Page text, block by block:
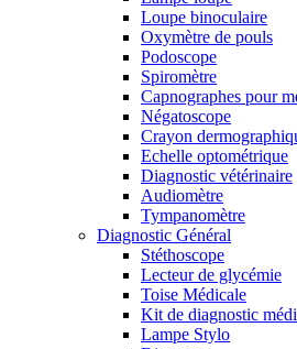
Loupe binoculaire
Oxymètre de pouls
Podoscope
Spiromètre
Capnographes pour
Négatoscope
Crayon
Echelle optométrique
Diagnostic vétérinaire
Audiomètre
Tympanomètre
Diagnostic Général
Stéthoscope
Lecteur de glycémie
Toise Médicale
Kit de diagnostic
Lampe Stylo